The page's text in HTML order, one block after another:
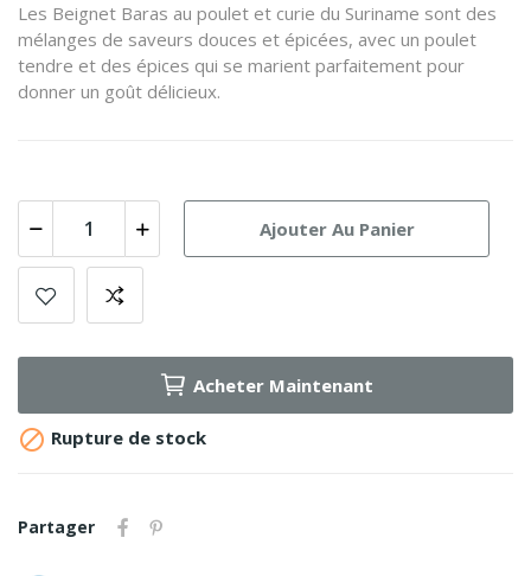
Les Beignet Baras au poulet et curie du Suriname sont des
mélanges de saveurs douces et épicées, avec un poulet
tendre et des épices qui se marient parfaitement pour
donner un goût délicieux.
Ajouter Au Panier
Acheter Maintenant
 Rupture de stock
Partager